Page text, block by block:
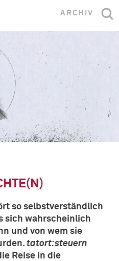
ARCHIV
so selbstverständlich
sich wahrscheinlich
und von wem sie
tatort:steuern
Reise in die